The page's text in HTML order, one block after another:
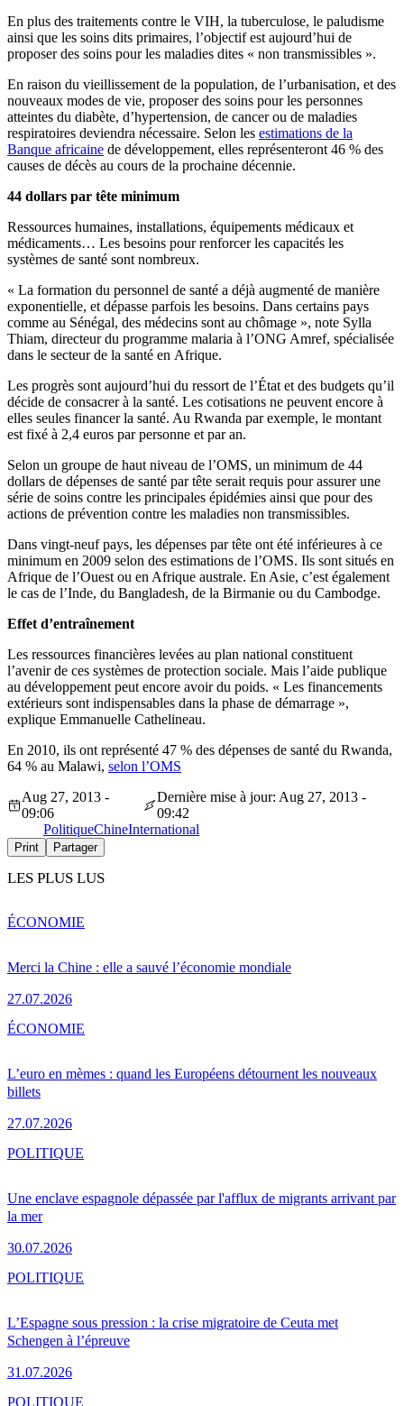
En plus des traitements contre le VIH, la tuberculose, le paludisme
ainsi que les soins dits primaires, l’objectif est aujourd’hui de
proposer des soins pour les maladies dites « non transmissibles ».
En raison du vieillissement de la population, de l’urbanisation, et des
nouveaux modes de vie, proposer des soins pour les personnes
atteintes du diabète, d’hypertension, de cancer ou de maladies
respiratoires deviendra nécessaire. Selon les estimations de la
Banque africaine de développement, elles représenteront 46 % des
causes de décès au cours de la prochaine décennie.
44 dollars par tête minimum
Ressources humaines, installations, équipements médicaux et
médicaments… Les besoins pour renforcer les capacités les
systèmes de santé sont nombreux.
« La formation du personnel de santé a déjà augmenté de manière
exponentielle, et dépasse parfois les besoins. Dans certains pays
comme au Sénégal, des médecins sont au chômage », note Sylla
Thiam, directeur du programme malaria à l’ONG Amref, spécialisée
dans le secteur de la santé en Afrique.
Les progrès sont aujourd’hui du ressort de l’État et des budgets qu’il
décide de consacrer à la santé. Les cotisations ne peuvent encore à
elles seules financer la santé. Au Rwanda par exemple, le montant
est fixé à 2,4 euros par personne et par an.
Selon un groupe de haut niveau de l’OMS, un minimum de 44
dollars de dépenses de santé par tête serait requis pour assurer une
série de soins contre les principales épidémies ainsi que pour des
actions de prévention contre les maladies non transmissibles.
Dans vingt-neuf pays, les dépenses par tête ont été inférieures à ce
minimum en 2009 selon des estimations de l’OMS. Ils sont situés en
Afrique de l’Ouest ou en Afrique australe. En Asie, c’est également
le cas de l’Inde, du Bangladesh, de la Birmanie ou du Cambodge.
Effet d’entraînement
Les ressources financières levées au plan national constituent
l’avenir de ces systèmes de protection sociale. Mais l’aide publique
au développement peut encore avoir du poids. « Les financements
extérieurs sont indispensables dans la phase de démarrage »,
explique Emmanuelle Cathelineau.
En 2010, ils ont représenté 47 % des dépenses de santé du Rwanda,
64 % au Malawi, selon l’OMS
Aug 27, 2013 -
09:06
Dernière mise à jour: Aug 27, 2013 -
09:42
PolitiqueChineInternational
Print Partager
LES PLUS LUS
Merci la Chine : elle a sauvé l’économie mondiale
27.07.2026
ÉCONOMIE
L’euro en mèmes : quand les Européens détournent les nouveaux
billets
27.07.2026
ÉCONOMIE
Une enclave espagnole dépassée par l'afflux de migrants arrivant par
la mer
30.07.2026
POLITIQUE
L’Espagne sous pression : la crise migratoire de Ceuta met
Schengen à l’épreuve
31.07.2026
POLITIQUE
POLITIQUE